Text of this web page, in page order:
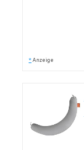
* Anzeige